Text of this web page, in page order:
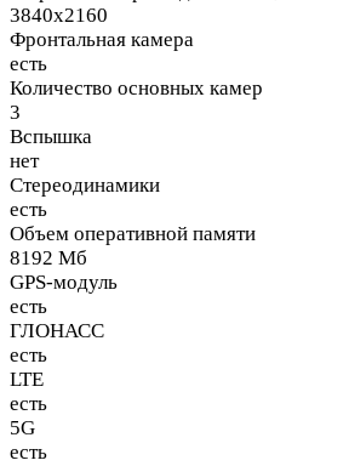
3840x2160
Фронтальная камера
есть
Количество основных камер
3
Вспышка
нет
Стереодинамики
есть
Объем оперативной памяти
8192 Мб
GPS-модуль
есть
ГЛОНАСС
есть
LTE
есть
5G
есть